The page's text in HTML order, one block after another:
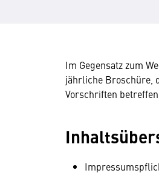
Im Gegensatz zum
jährliche Broschüre,
Vorschriften